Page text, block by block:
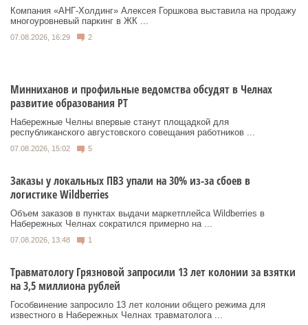
Компания «АНГ-Холдинг» Алексея Горшкова выставила на продажу
многоуровневый паркинг в ЖК ...
07.08.2026, 16:29 2
Минниханов и профильные ведомства обсудят в Челнах
развитие образования РТ
Набережные Челны впервые станут площадкой для
республиканского августовского совещания работников ...
07.08.2026, 15:02 5
Заказы у локальных ПВЗ упали на 30% из-за сбоев в
логистике Wildberries
Объем заказов в пунктах выдачи маркетплейса Wildberries в
Набережных Челнах сократился примерно на ...
07.08.2026, 13:48 1
Травматологу Грязновой запросили 13 лет колонии за взятки
на 3,5 миллиона рублей
Гособвинение запросило 13 лет колонии общего режима для
известного в Набережных Челнах травматолога ...